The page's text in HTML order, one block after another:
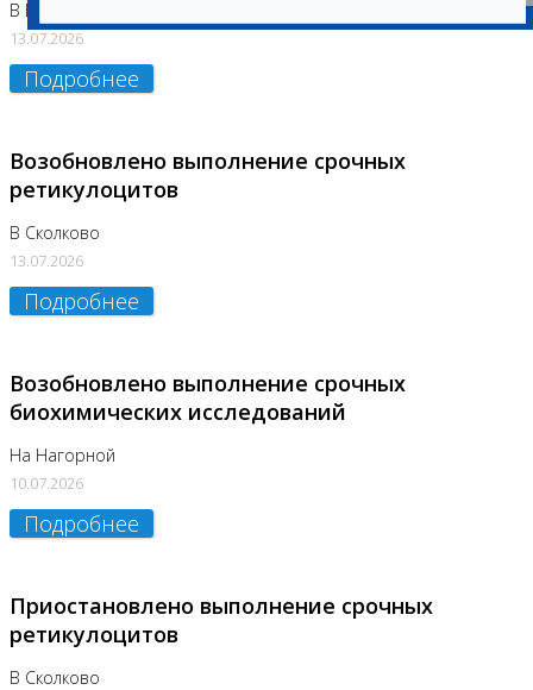
В Бутово
13.07.2026
Подробнее
Возобновлено выполнение срочных
ретикулоцитов
В Сколково
13.07.2026
Подробнее
Возобновлено выполнение срочных
биохимических исследований
На Нагорной
10.07.2026
Подробнее
Приостановлено выполнение срочных
ретикулоцитов
В Сколково